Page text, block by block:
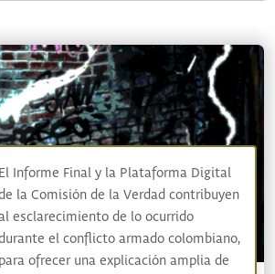
El Informe Final y la Plataforma Digital
la Comisión de la Verdad contribuyen
esclarecimiento de lo ocurrido
el conflicto armado colombiano,
para ofrecer una explicación amplia de